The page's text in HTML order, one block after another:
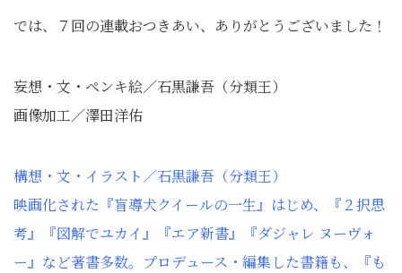
では、７回の連載おつきあい、ありがとうございました！
妄想・文・ペンキ絵／石黒謙吾（分類王）
画像加工／澤田洋佑
構想・文・イラスト／石黒謙吾（分類王）
映画化された『盲導犬クイールの一生』はじめ、『２択思
考』『図解でユカイ』『エア新書』『ダジャレ ヌーヴォ
ー』など著書多数。プロデュース・編集した書籍も、『も